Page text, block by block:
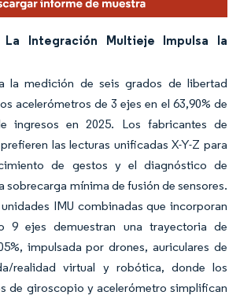
La Integración Multieje Impulsa la
la medición de seis grados de libertad
acelerómetros de 3 ejes en el 63,90% de
ingresos en 2025. Los fabricantes de
las lecturas unificadas X-Y-Z para
de gestos y el diagnóstico de
sobrecarga mínima de fusión de sensores.
IMU combinadas que incorporan
9 ejes demuestran una trayectoria de
impulsada por drones, auriculares de
realidad virtual y robótica, donde los
de giroscopio y acelerómetro simplifican